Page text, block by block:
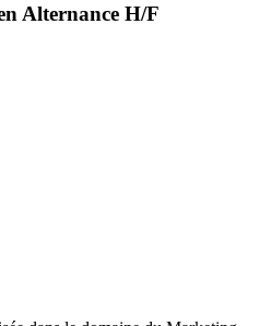
Alternance H/F